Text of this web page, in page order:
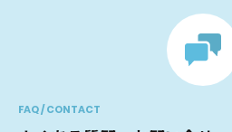
FAQ / CONTACT